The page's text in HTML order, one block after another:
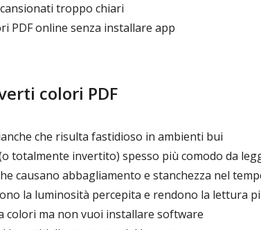
troppo chiari
PDF online senza installare app
colori PDF
che risulta fastidioso in ambienti bui
totalmente invertito) spesso più comodo da
causano abbagliamento e stanchezza nel
la luminosità percepita e rendono la lettura
colori ma non vuoi installare software